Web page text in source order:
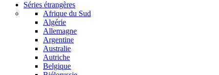
Séries étrangères
Afrique du Sud
Algérie
Allemagne
Argentine
Australie
Autriche
Belgique